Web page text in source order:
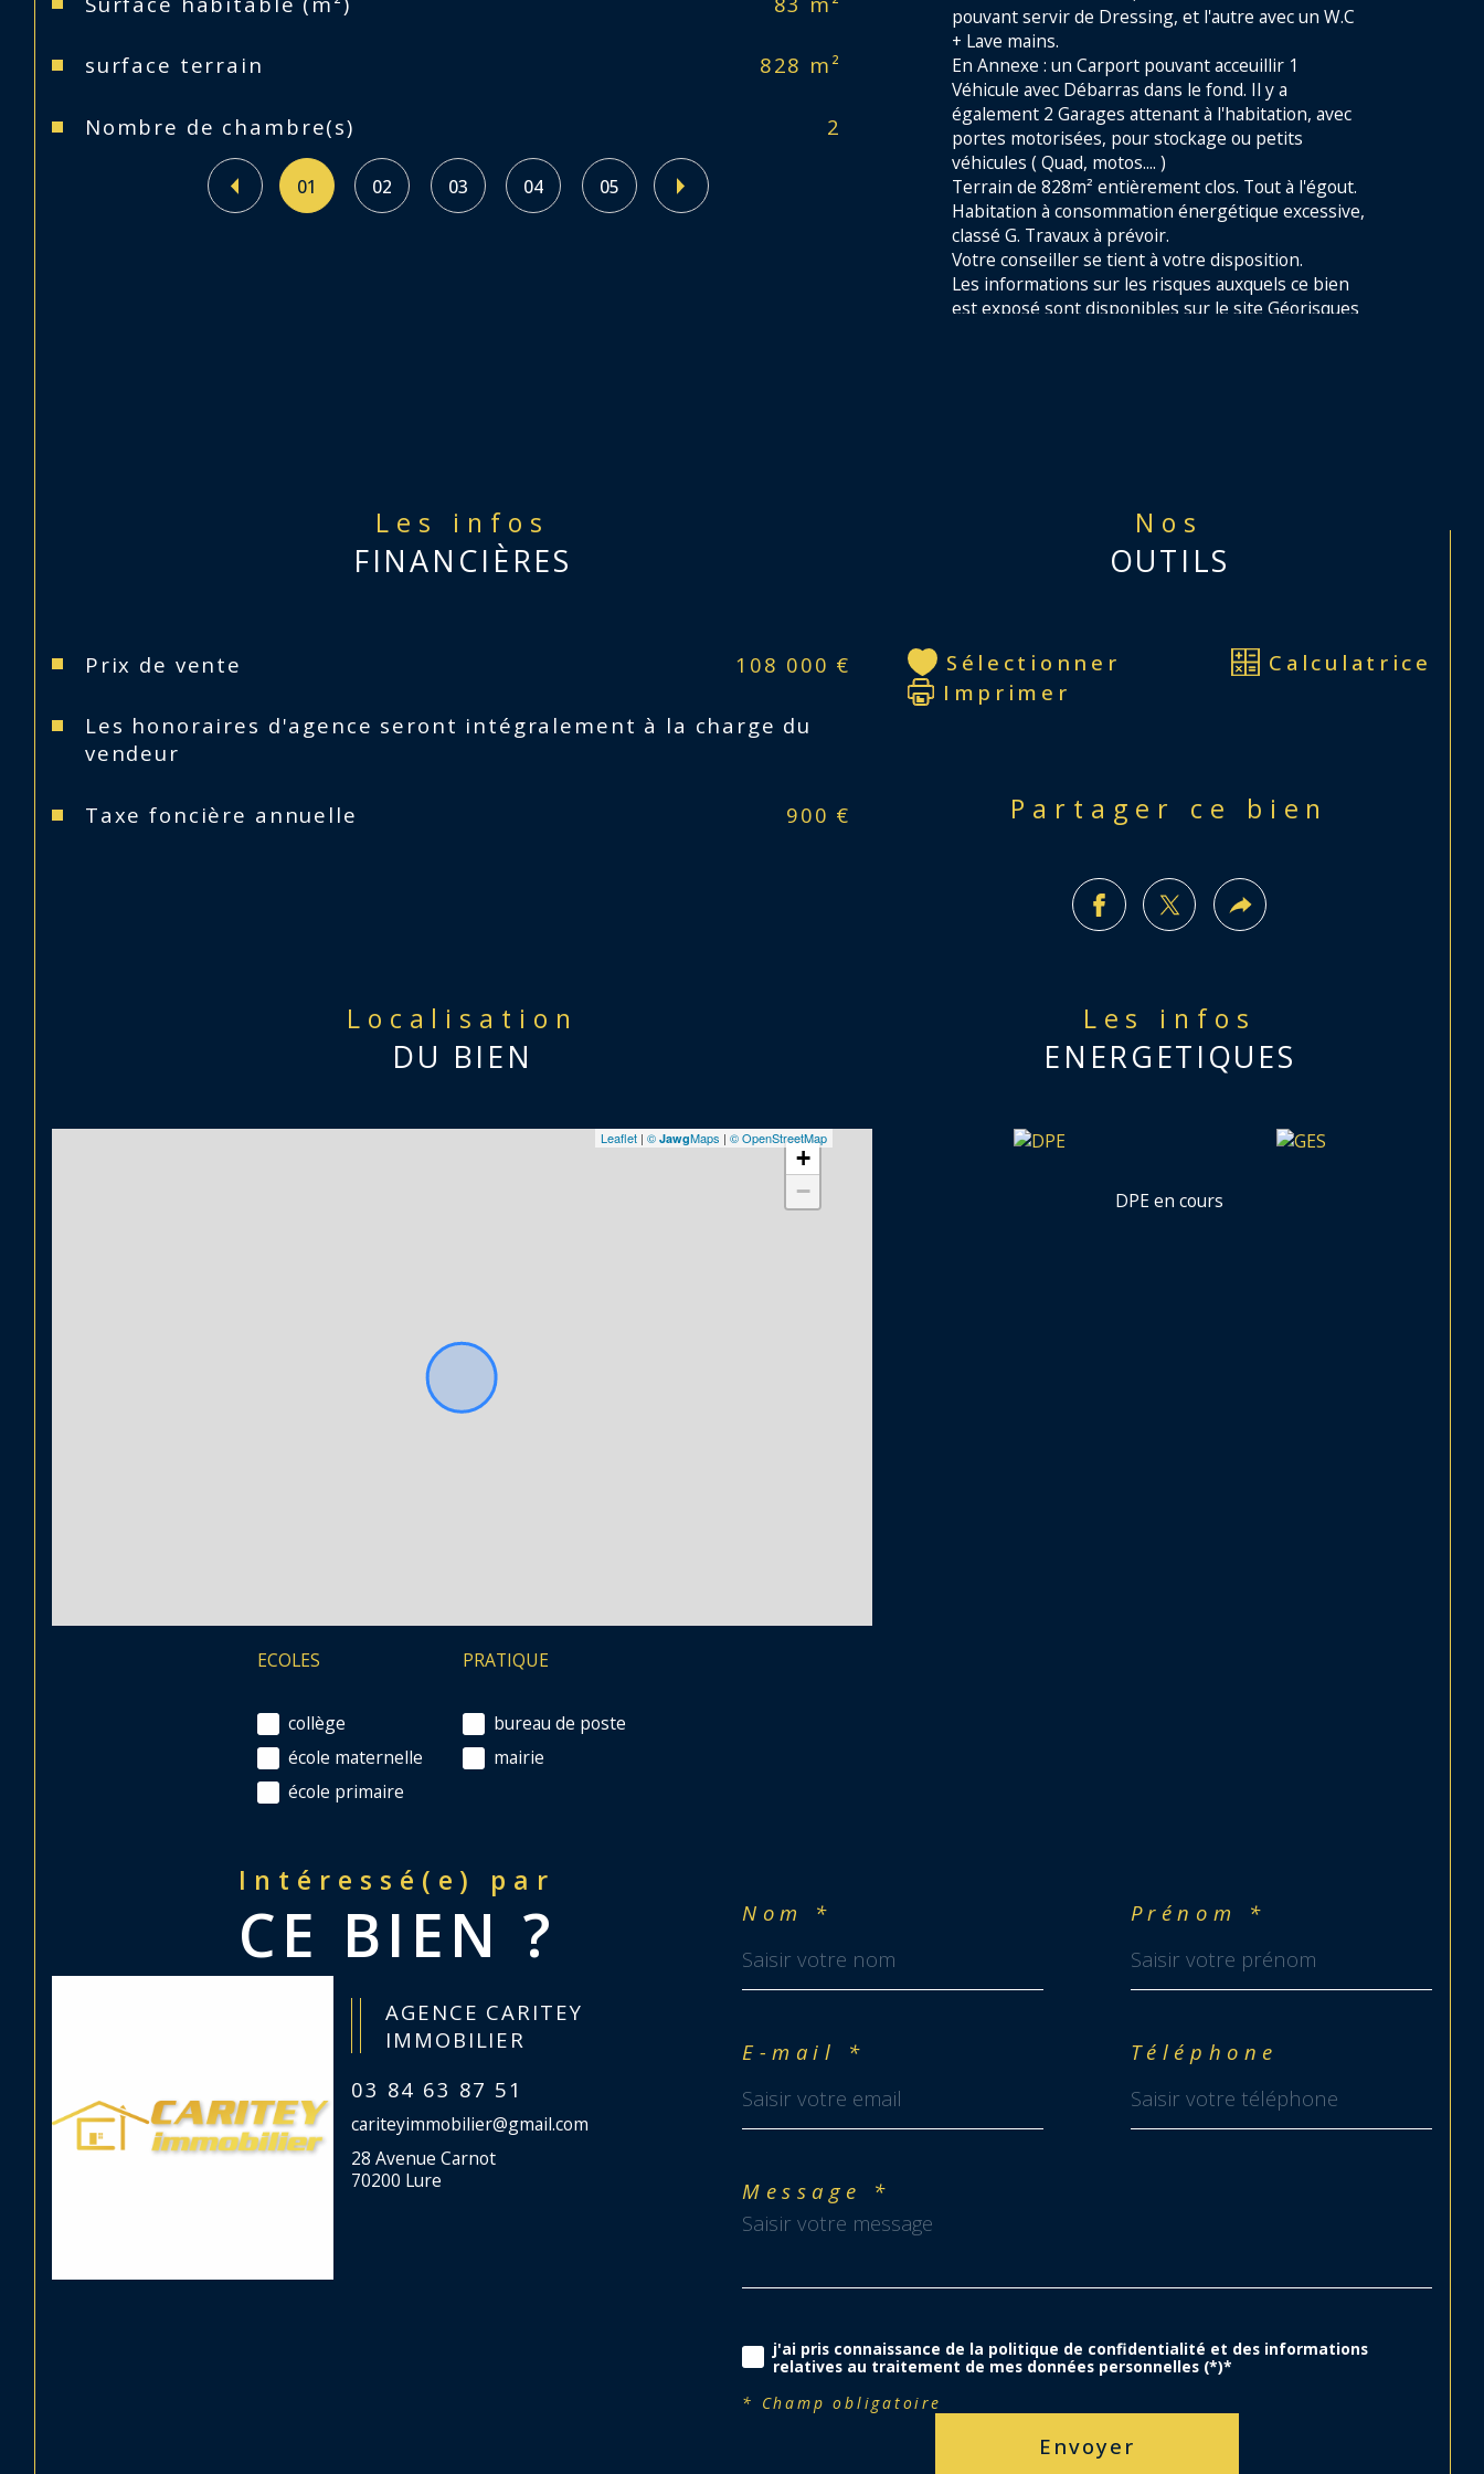
surface terrain 828 m²
Nombre de chambre(s) 2
Nb de salle d'eau
Mode de chauffage
01 02 03 04 05
pouvant servir de Dressing, et l'autre avec un W.C
+ Lave mains.
En Annexe : un Carport pouvant acceuillir 1
Véhicule avec Débarras dans le fond. Il y a
également 2 Garages attenant à l'habitation, avec
portes motorisées, pour stockage ou petits
véhicules ( Quad, motos.... )
Terrain de 828m² entièrement clos. Tout à l'égout.
Habitation à consommation énergétique excessive,
classé G. Travaux à prévoir.
Votre conseiller se tient à votre disposition.
Les informations sur les risques auxquels ce bien
est exposé sont disponibles sur le site Géorisques
Les infos
FINANCIÈRES
Prix de vente 108 000 €
Les honoraires d'agence seront intégralement à la charge du
vendeur
Taxe foncière annuelle 900 €
Nos
OUTILS
Sélectionner
Calculatrice
Imprimer
Partager ce bien
Localisation
DU BIEN
+
−
Leaflet |©JawgMaps |© OpenStreetMap
ECOLES
collège
école maternelle
école primaire
PRATIQUE
bureau de poste
mairie
Les infos
ENERGETIQUES
DPE en cours
Intéressé(e) par
CE BIEN ?
AGENCE CARITEY
IMMOBILIER
03 84 63 87 51
cariteyimmobilier@gmail.com
28 Avenue Carnot
70200 Lure
Nom * Prénom *
E-mail * Téléphone
Message *
j'ai pris connaissance de la politique de confidentialité et des informations
relatives au traitement de mes données personnelles (*)*
* Champ obligatoire
Envoyer